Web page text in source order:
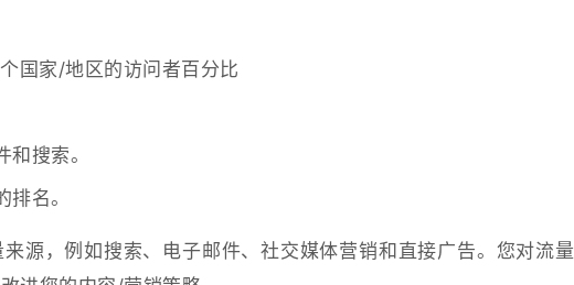
国家/地区的访问者百分比
搜索。
名。
源，例如搜索、电子邮件、社交媒体营销和直接广告。您对流量